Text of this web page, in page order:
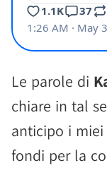
Le parole di
chiare in tal
anticipo i miei
fondi per la